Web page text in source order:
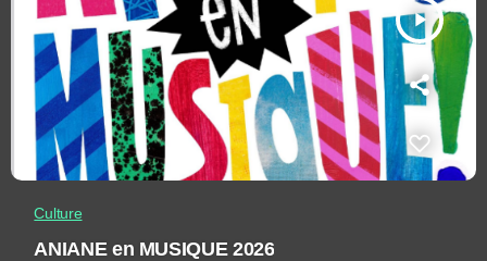
play_arrow
Culture
ANIANE en MUSIQUE 2026